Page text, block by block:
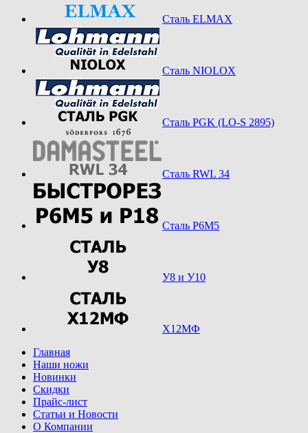
Сталь ELMAX
Сталь NIOLOX
Сталь PGK (LO-S 2895)
Сталь RWL 34
Сталь Р6М5
У8 и У10
Х12МФ
Главная
Наши ножи
Новинки
Скидки
Прайс-лист
Статьи и Новости
О Компании